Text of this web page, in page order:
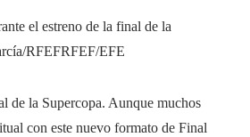
el estreno de la final de la
RFEFRFEF/EFE
de la Supercopa. Aunque muchos
con este nuevo formato de Final